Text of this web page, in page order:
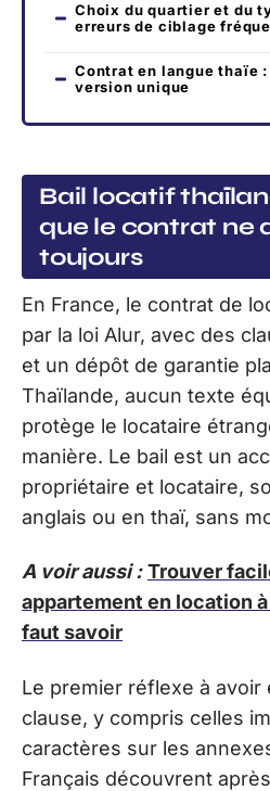
Choix du quartier et du
erreurs de ciblage
Contrat en langue thaïe
version unique
Bail locatif
que le contrat ne
toujours
En France, le contrat de
par la loi Alur, avec des
et un dépôt de garantie
Thaïlande, aucun texte
protège le locataire
manière. Le bail est un
propriétaire et locataire,
anglais ou en thaï, sans
A voir aussi : Trouver
appartement en location
faut savoir
Le premier réflexe à avoir
clause, y compris celles
caractères sur les
Français découvrent